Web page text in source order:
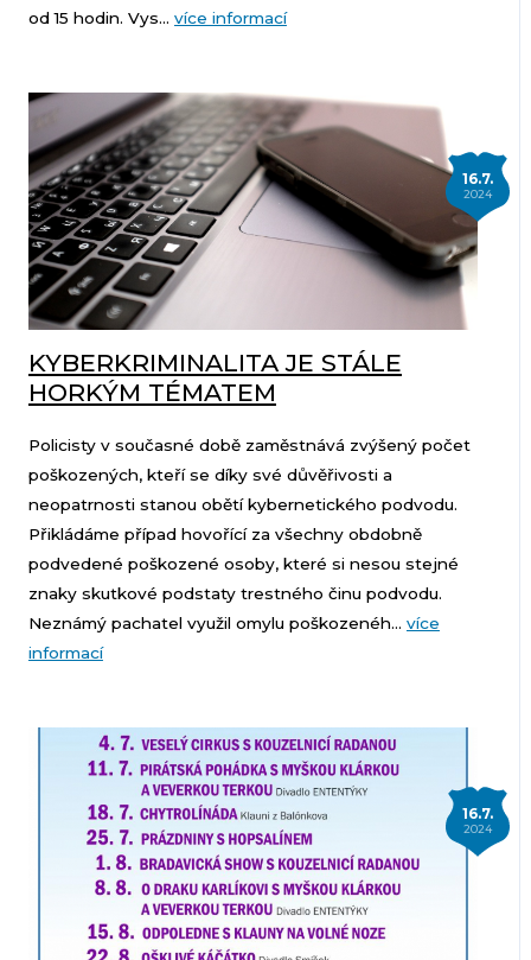
od 15 hodin. Vys... více informací
16.7.
2024
KYBERKRIMINALITA JE STÁLE
HORKÝM TÉMATEM
Policisty v současné době zaměstnává zvýšený počet
poškozených, kteří se díky své důvěřivosti a
neopatrnosti stanou obětí kybernetického podvodu.
Přikládáme případ hovořící za všechny obdobně
podvedené poškozené osoby, které si nesou stejné
znaky skutkové podstaty trestného činu podvodu.
Neznámý pachatel využil omylu poškozenéh... více
informací
16.7.
2024